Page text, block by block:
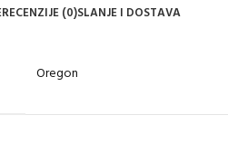
RECENZIJE (0)SLANJE I DOSTAVA
Oregon